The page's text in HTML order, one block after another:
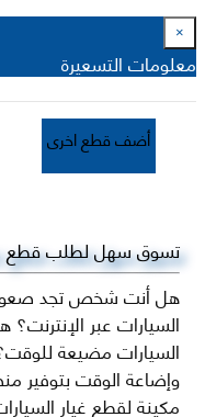
×
معلومات التسعيرة
أضف قطع اخرى
تسوق سهل لطلب قطع
هل أنت شخص تجد
السيارات عبر
السيارات مضيعة
وإضاعة الوقت بتوفير
مكينة لقطع غيار